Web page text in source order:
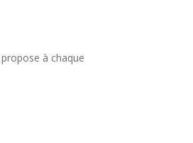
à chaque